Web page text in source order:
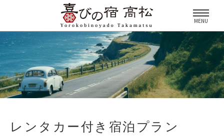
MENU
レンタカー付き宿泊プラン